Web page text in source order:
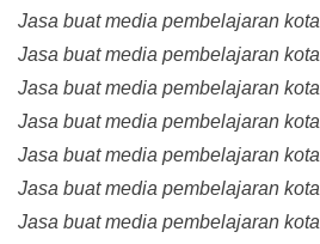
Jasa buat media pembelajaran
Jasa buat media pembelajaran
Jasa buat media pembelajaran
Jasa buat media pembelajaran
Jasa buat media pembelajaran
Jasa buat media pembelajaran
Jasa buat media pembelajaran